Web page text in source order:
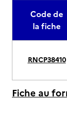
Code de
la fiche
RNCP38410
Fiche au